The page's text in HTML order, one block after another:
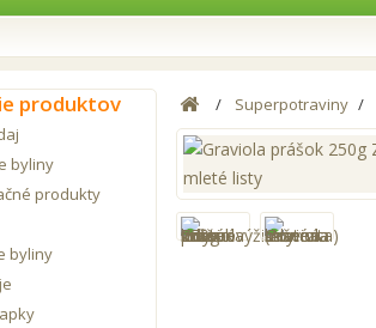
produktov
byliny
produkty
byliny
Superpotraviny